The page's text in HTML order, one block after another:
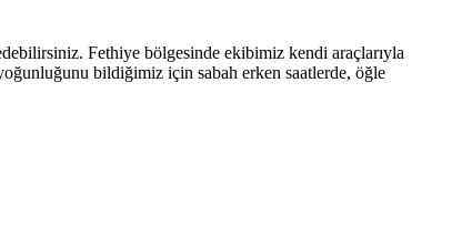
Fethiye bölgesinde ekibimiz kendi araçlarıyla
bildiğimiz için sabah erken saatlerde, öğle